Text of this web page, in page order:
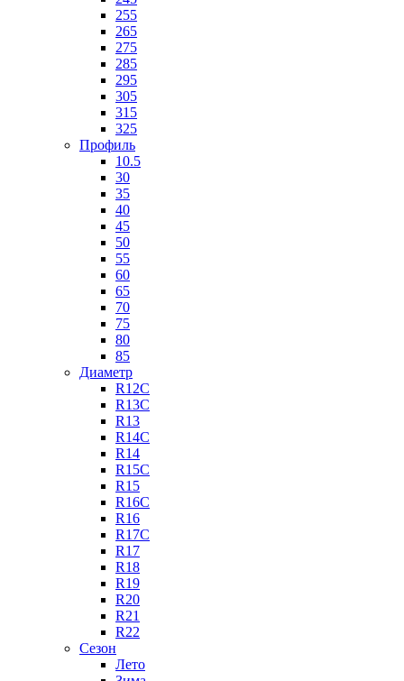
255
265
275
285
295
305
315
325
Профиль
10.5
30
35
40
45
50
55
60
65
70
75
80
85
Диаметр
R12C
R13C
R13
R14C
R14
R15C
R15
R16C
R16
R17C
R17
R18
R19
R20
R21
R22
Сезон
Лето